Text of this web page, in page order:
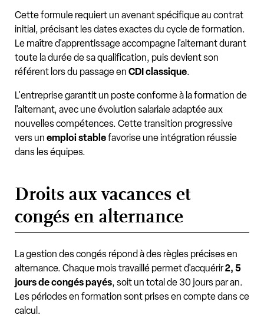
Cette formule requiert un avenant spécifique au contrat
initial, précisant les dates exactes du cycle de formation.
Le maître d'apprentissage accompagne l'alternant durant
toute la durée de sa qualification, puis devient son
référent lors du passage en CDI classique.
L'entreprise garantit un poste conforme à la formation de
l'alternant, avec une évolution salariale adaptée aux
nouvelles compétences. Cette transition progressive
vers un emploi stablefavorise une intégration réussie
dans les équipes.
Droits aux vacances et
congés en alternance
La gestion des congés répond à des règles précises en
alternance. Chaque mois travaillé permet d'acquérir2, 5
jours de congés payés, soit un total de 30 jours par an.
Les périodes en formation sont prises en compte dans ce
calcul.